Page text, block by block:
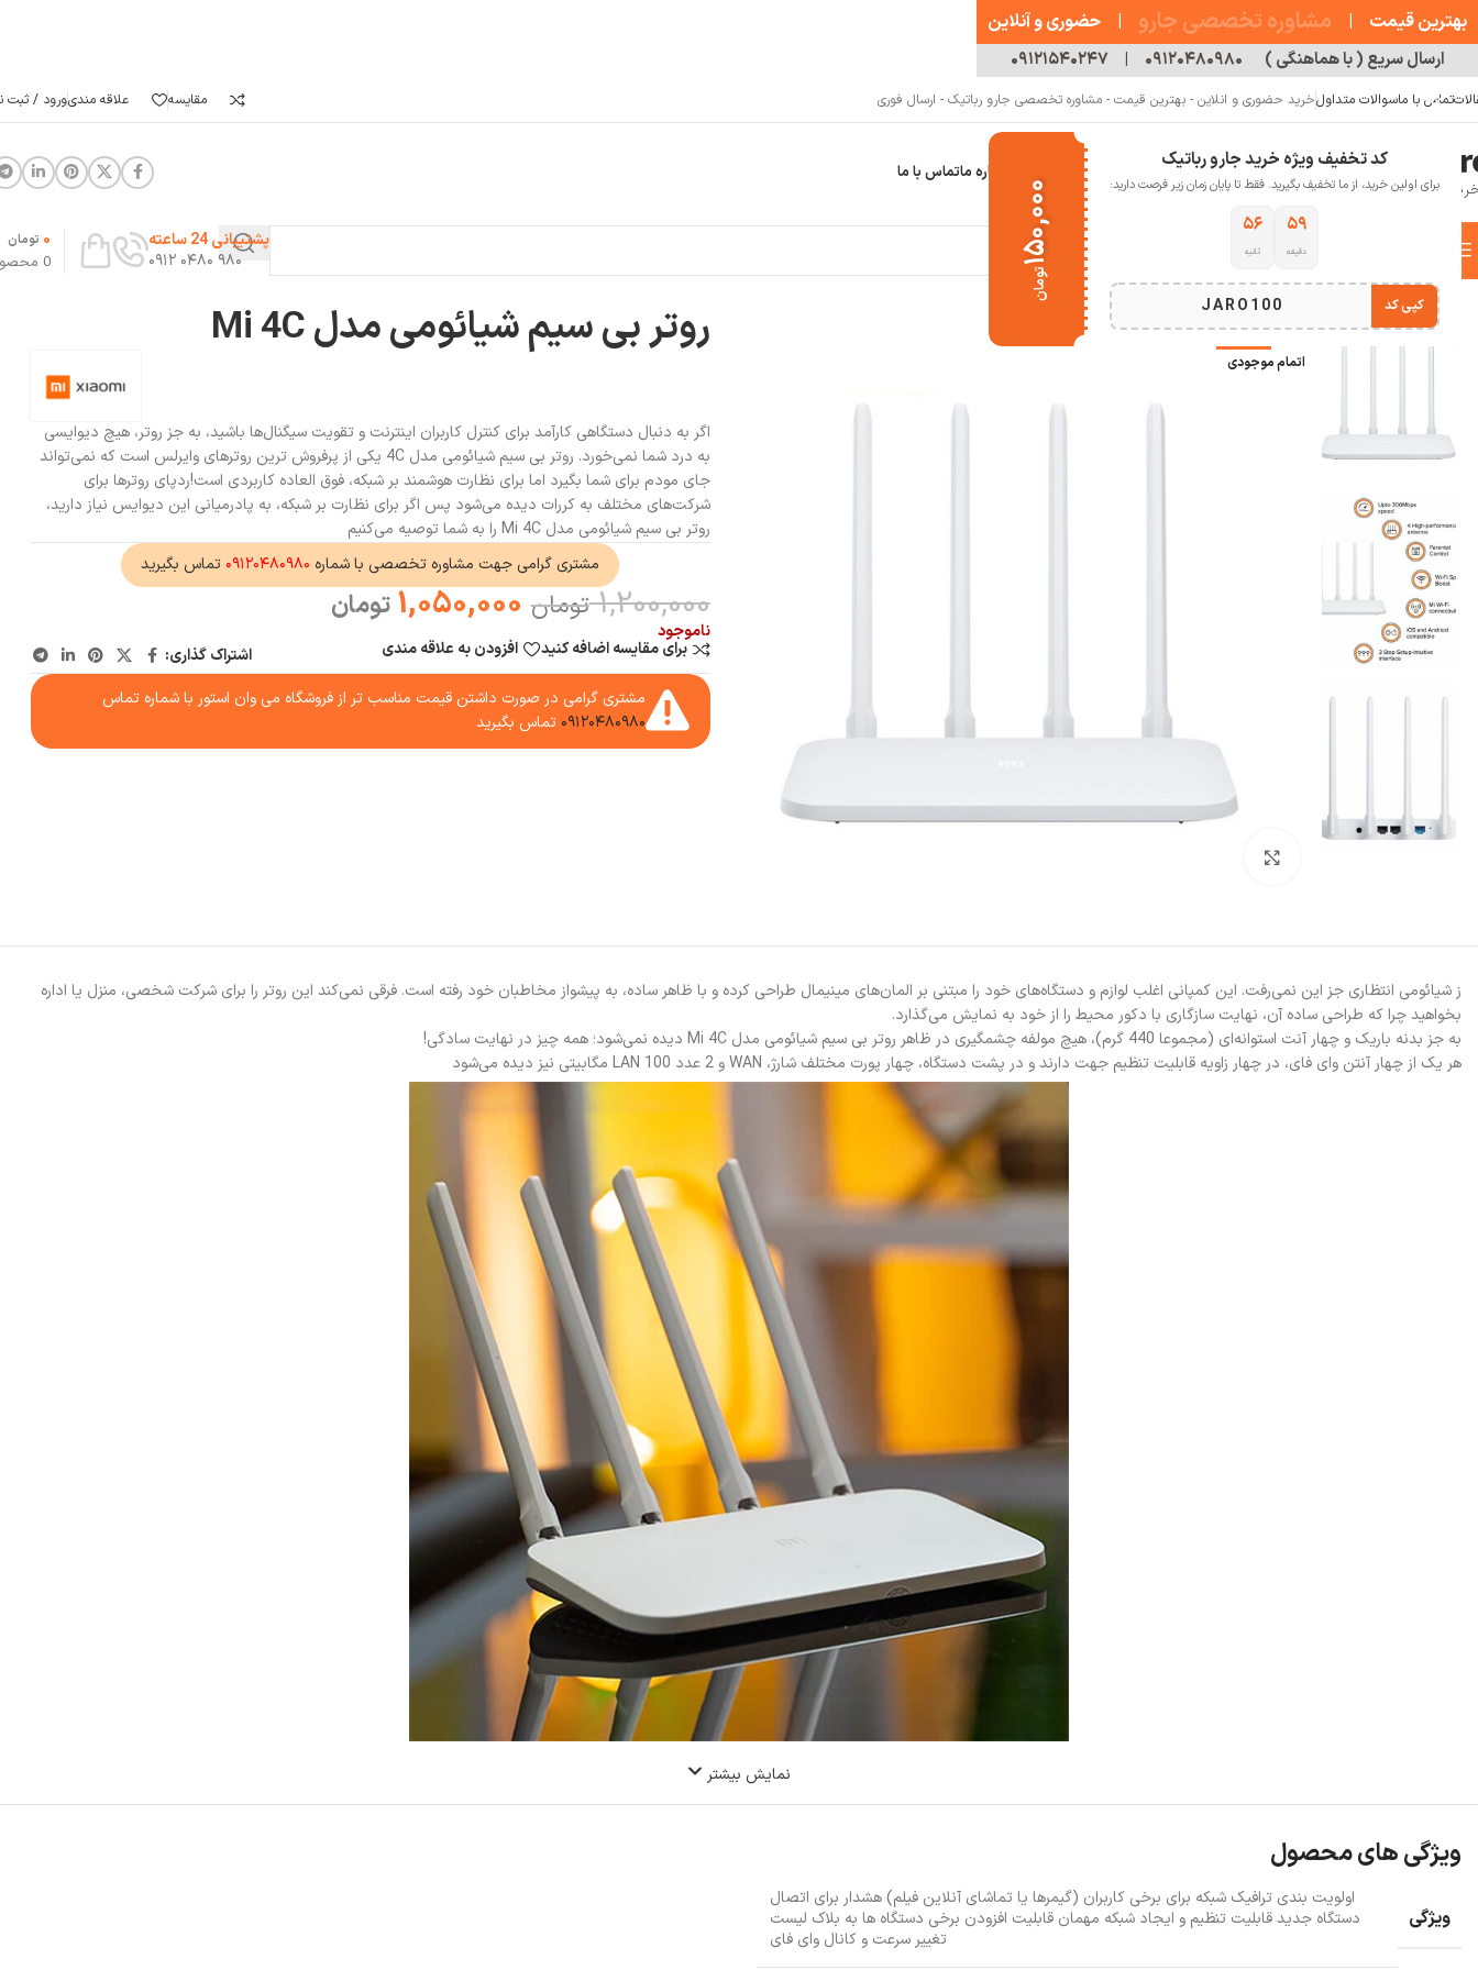
کد تخفیف ویژه خرید جارو رباتیک
برای اولین خرید، از ما تخفیف بگیرید. فقط تا پایان زمان زیر فرصت دارید:
۵۹
دقیقه
۵۵
ثانیه
JARO100 کپی کد
۱۵۰,۰۰۰
تومان
تماس با ماسوالات متداولخرید حضوری و انلاین - بهترین قیمت - مشاوره تخصصی جارو رباتیک - ارسال فوری مقایسه علاقه مندیورود / ثبت
خانه جارو رباتیک درباره ماتماس با ما
انتخاب دسته بندی
پشتیبانی 24 ساعته
۹۸۰ ۰۴۸۰ ۰۹۱۲
0
0 تومان
خانه تجهیزات شبکه و کامپیوتر روتر . مودم روتر بی‌ سیم شیائومی مدل Mi 4C
-13%
اتمام موجودی
روتر بی‌ سیم شیائومی مدل Mi 4C
اگر به دنبال دستگاهی کارآمد برای کنترل کاربران اینترنت و تقویت سیگنال‌ها باشید، به جز روتر، هیچ دیوایسی
به درد شما نمی‌خورد. روتر بی‌ سیم شیائومی مدل 4C یکی از پرفروش ترین روترهای وایرلس است که نمی‌تواند
جای مودم برای شما بگیرد اما برای نظارت هوشمند بر شبکه، فوق العاده کاربردی است!ردپای روترها برای
شرکت‌های مختلف به کررات دیده می‌شود پس اگر برای نظارت بر شبکه، به پادرمیانی این دیوایس نیاز دارید،
روتر بی‌ سیم شیائومی مدل Mi 4C را به شما توصیه می‌کنیم
مشتری گرامی جهت مشاوره تخصصی با شماره ۰۹۱۲۰۴۸۰۹۸۰ تماس بگیرید
1,200,000 تومان 1,050,000 تومان
ناموجود
برای مقایسه اضافه کنید افزودن به علاقه مندی
اشتراک گذاری:
مشتری گرامی در صورت داشتن قیمت مناسب تر از فروشگاه می وان استور با شماره تماس
۰۹۱۲۰۴۸۰۹۸۰ تماس بگیرید
ز شیائومی انتظاری جز این نمی‌رفت. این کمپانی اغلب لوازم و دستگاه‌های خود را مبتنی بر المان‌های مینیمال طراحی کرده و با ظاهر ساده، به پیشواز مخاطبان خود رفته است. فرقی نمی‌کند این روتر را برای شرکت شخصی، منزل یا اداره
بخواهید چرا که طراحی ساده آن، نهایت سازگاری با دکور محیط را از خود به نمایش می‌گذارد.
به جز بدنه باریک و چهار آنت استوانه‌ای (مجموعا 440 گرم)، هیچ مولفه چشمگیری در ظاهر روتر بی‌ سیم شیائومی مدل Mi 4C دیده نمی‌شود؛ همه چیز در نهایت سادگی!
هر یک از چهار آنتن وای فای، در چهار زاویه قابلیت تنظیم جهت دارند و در پشت دستگاه، چهار پورت مختلف شارژ، WAN و 2 عدد LAN 100 مگابیتی نیز دیده می‌شود
نمایش بیشتر
ویژگی های محصول
ویژگی
اولویت بندی ترافیک شبکه برای برخی کاربران (گیمرها یا تماشای آنلاین فیلم) هشدار برای اتصال
دستگاه جدید قابلیت تنظیم و ایجاد شبکه مهمان قابلیت افزودن برخی دستگاه ها به بلاک لیست
تغییر سرعت و کانال وای فای
بهترین قیمت | مشاوره تخصصی جارو | حضوری و آنلاین
ارسال سریع ( با هماهنگی ) ۰۹۱۲۰۴۸۰۹۸۰ | ۰۹۱۲۱۵۴۰۲۴۷